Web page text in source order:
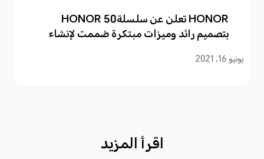
HONOR تعلن عن سلسلةHONOR 50
بتصميم رائد وميزات مبتكرة صُممت لإنشاء
يونيو 16, 2021
اقرأ المزيد